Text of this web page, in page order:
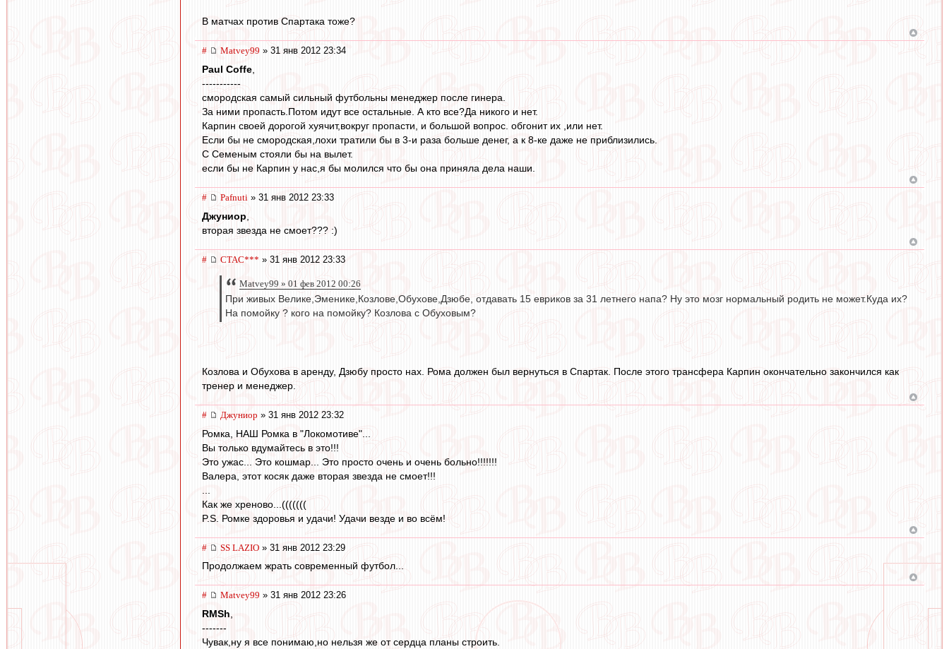
В матчах против Спартака тоже?
# Matvey99 » 31 янв 2012 23:34
Paul Coffe
-----------
смородская самый сильный футбольны менеджер после гинера.
За ними пропасть.Потом идут все остальные. А кто все?Да никого и нет.
Карпин своей дорогой хуячит,вокруг пропасти, и большой вопрос. обгонит их ,или нет.
Если бы не смородская,лохи тратили бы в 3-и раза больше денег, а к 8-ке даже не приблизились.
С Семеным стояли бы на вылет.
если бы не Карпин у нас,я бы молился что бы она приняла дела наши.
# Pafnuti » 31 янв 2012 23:33
Джуниор
вторая звезда не смоет??? :)
# CTAC*** » 31 янв 2012 23:33
Matvey99 » 01 фев 2012 00:26
При живых Велике,Эменике,Козлове,Обухове,Дзюбе, отдавать 15 евриков за 31 летнего напа? Ну это мозг нормальный родить не может.Куда их?
На помойку ? кого на помойку? Козлова с Обуховым?
Козлова и Обухова в аренду, Дзюбу просто нах. Рома должен был вернуться в Спартак. После этого трансфера Карпин окончательно закончился как
тренер и менеджер.
# Джуниор » 31 янв 2012 23:32
Ромка, НАШ Ромка в "Локомотиве"...
Вы только вдумайтесь в это!!!
Это ужас... Это кошмар... Это просто очень и очень больно!!!!!!!
Валера, этот косяк даже вторая звезда не смоет!!!
Как же хреново...(((((((
P.S. Ромке здоровья и удачи! Удачи везде и во всём!
# SS LAZIO » 31 янв 2012 23:29
Продолжаем жрать современный футбол...
# Matvey99 » 31 янв 2012 23:26
RMSh
-------
Чувак,ну я все понимаю,но нельзя же от сердца планы строить.